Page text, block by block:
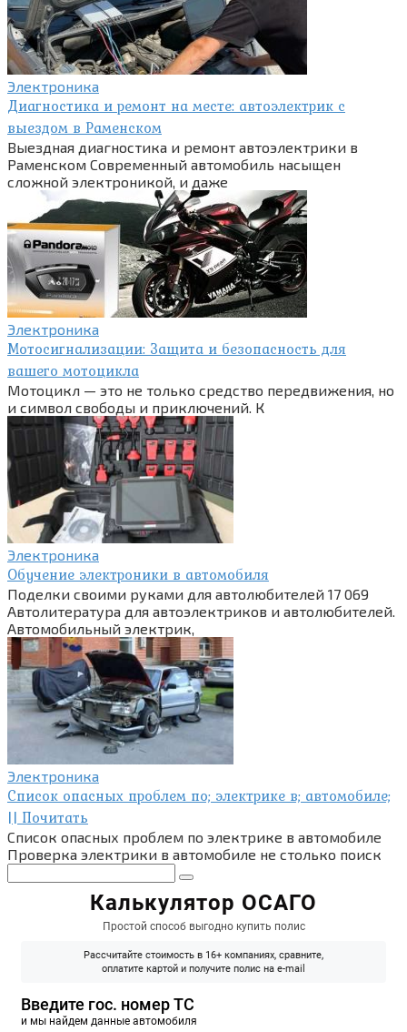
Электроника
Диагностика и ремонт на месте: автоэлектрик с
выездом в Раменском
Выездная диагностика и ремонт автоэлектрики в
Раменском Современный автомобиль насыщен
сложной электроникой, и даже
Электроника
Мотосигнализации: Защита и безопасность для
вашего мотоцикла
Мотоцикл — это не только средство передвижения, но
и символ свободы и приключений. К
Электроника
Обучение электроники в автомобиля
Поделки своими руками для автолюбителей 17 069
Автолитература для автоэлектриков и автолюбителей.
Автомобильный электрик,
Электроника
Список опасных проблем по; электрике в; автомобиле;
|| Почитать
Список опасных проблем по электрике в автомобиле
Проверка электрики в автомобиле не столько поиск